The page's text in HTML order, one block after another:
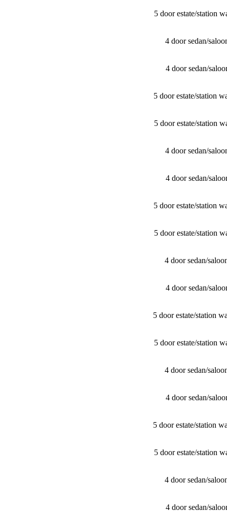
5 door estate/​station
4 door sedan/​
4 door sedan/​
5 door estate/​station
5 door estate/​station
4 door sedan/​
4 door sedan/​
5 door estate/​station
5 door estate/​station
4 door sedan/​
4 door sedan/​
5 door estate/​station
5 door estate/​station
4 door sedan/​
4 door sedan/​
5 door estate/​station
5 door estate/​station
4 door sedan/​
4 door sedan/​